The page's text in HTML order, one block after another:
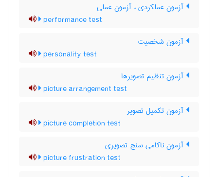
آزمون عملکردی ، آزمون عملی
performance test
آزمون شخصیت
personality test
آزمون تنظیم تصویرها
picture arrangement test
آزمون تکمیل تصویر
picture completion test
آزمون ناکامی سنج تصویری
picture frustration test